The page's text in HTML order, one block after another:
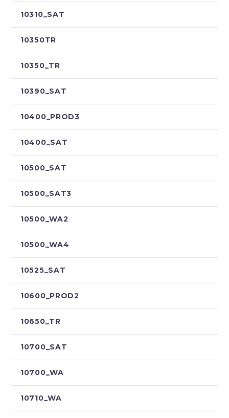
10310_SAT
10350TR
10350_TR
10390_SAT
10400_PROD3
10400_SAT
10500_SAT
10500_SAT3
10500_WA2
10500_WA4
10525_SAT
10600_PROD2
10650_TR
10700_SAT
10700_WA
10710_WA